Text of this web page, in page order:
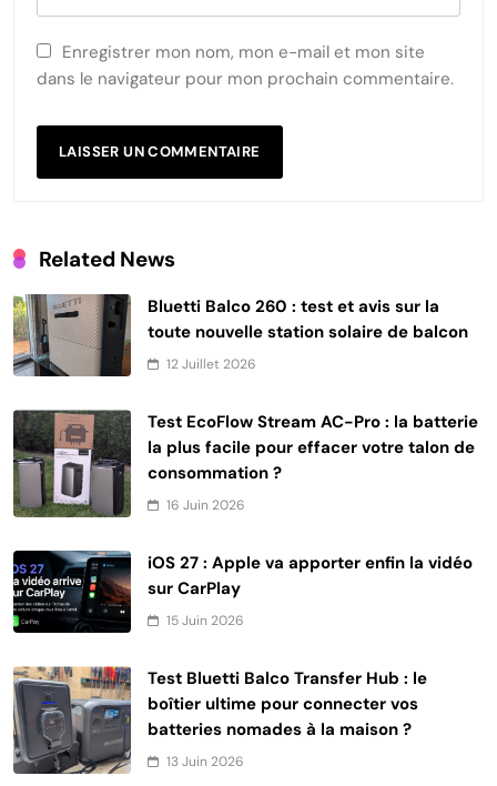
Enregistrer mon nom, mon e-mail et mon site
dans le navigateur pour mon prochain commentaire.
Related News
Bluetti Balco 260 : test et avis sur la
toute nouvelle station solaire de balcon
12 Juillet 2026
Test EcoFlow Stream AC-Pro : la batterie
la plus facile pour effacer votre talon de
consommation ?
16 Juin 2026
iOS 27 : Apple va apporter enfin la vidéo
sur CarPlay
15 Juin 2026
Test Bluetti Balco Transfer Hub : le
boîtier ultime pour connecter vos
batteries nomades à la maison ?
13 Juin 2026